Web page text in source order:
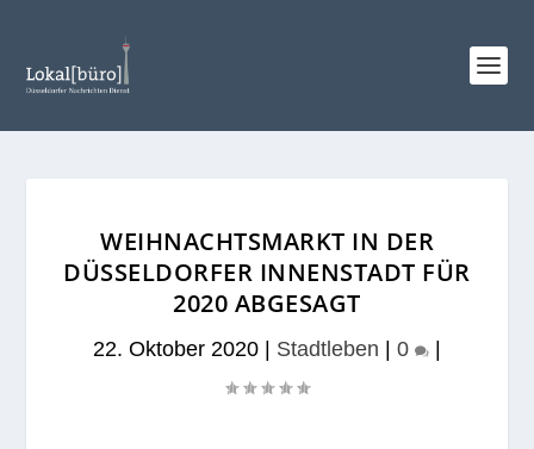
WEIHNACHTSMARKT IN DER
DÜSSELDORFER INNENSTADT FÜR
2020 ABGESAGT
22. Oktober 2020 Stadtleben 0